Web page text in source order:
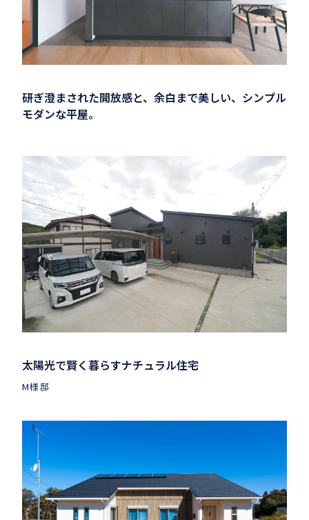
研ぎ澄まされた開放感と、余白まで美しい、シンプル
モダンな平屋。
太陽光で賢く暮らすナチュラル住宅
M様邸